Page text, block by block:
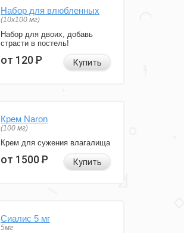
Набор для влюбленных
(10х100 мг)
Набор для двоих, добавь
страсти в постель!
от 120Р Купить
Крем Naron
(100 мг)
Крем для сужения влагалища
от 1500Р Купить
Сиалис 5 мг
5мг